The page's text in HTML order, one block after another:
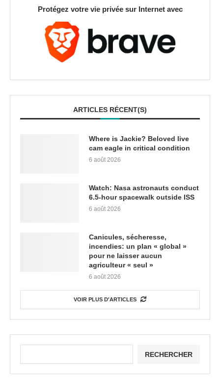
Protégez votre vie privée sur Internet avec
ARTICLES RÉCENT(S)
Where is Jackie? Beloved live
cam eagle in critical condition
6 août 2026
Watch: Nasa astronauts conduct
6.5-hour spacewalk outside ISS
6 août 2026
Canicules, sécheresse,
incendies: un plan « global »
pour ne laisser aucun
agriculteur « seul »
6 août 2026
VOIR PLUS D'ARTICLES
RECHERCHER